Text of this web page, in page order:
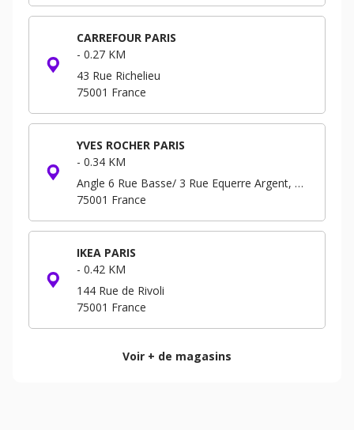
CARREFOUR PARIS
- 0.27 KM
43 Rue Richelieu
75001 France
YVES ROCHER PARIS
- 0.34 KM
Angle 6 Rue Basse/ 3 Rue Equerre Argent, Forum - Niveau -3 B.P. 293
75001 France
IKEA PARIS
- 0.42 KM
144 Rue de Rivoli
75001 France
Voir + de magasins